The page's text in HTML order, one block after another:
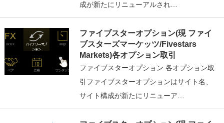
成が新たにリニューアルされ…
ファイブスターオプション(現 ファイ
ブスターズマーケッツ/Fivestars
Markets)各オプション取引
ファイブスターオプション 各オプション取
引ファイブスターオプションはサイト名、
サイト構成が新たにリニューア…